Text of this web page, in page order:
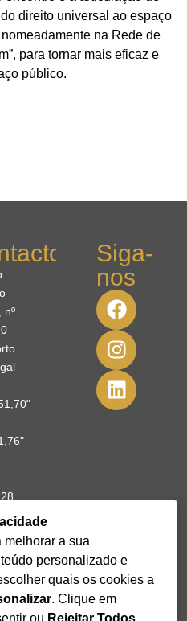
direito universal ao espaço
na Rede de
para tornar mais eficaz e
público.
nº
Siga-
nos
melhorar a sua
personalizado e
quais os cookies a
. Clique em